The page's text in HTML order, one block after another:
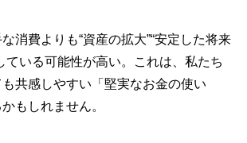
消費よりも“資産の拡大”“安定した将来
ている可能性が高い。これは、私たち
共感しやすい「堅実なお金の使い
もしれません。